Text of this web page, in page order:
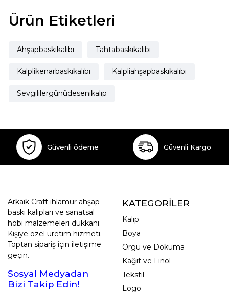
Ürün Etiketleri
Ahşapbaskıkalıbı Tahtabaskıkalıbı
Kalplikenarbaskıkalıbı Kalpliahşapbaskıkalıbı
Sevgililergünüdesenikalıp
Güvenli ödeme Güvenli Kargo
Arkaik Craft ıhlamur ahşap
baskı kalıpları ve sanatsal
hobi malzemeleri dükkanı.
Kişiye özel üretim hizmeti.
Toptan sipariş için iletişime
geçin.
Sosyal Medyadan
Bizi Takip Edin!
KATEGORİLER
Kalıp
Boya
Örgü ve Dokuma
Kağıt ve Linol
Tekstil
Logo